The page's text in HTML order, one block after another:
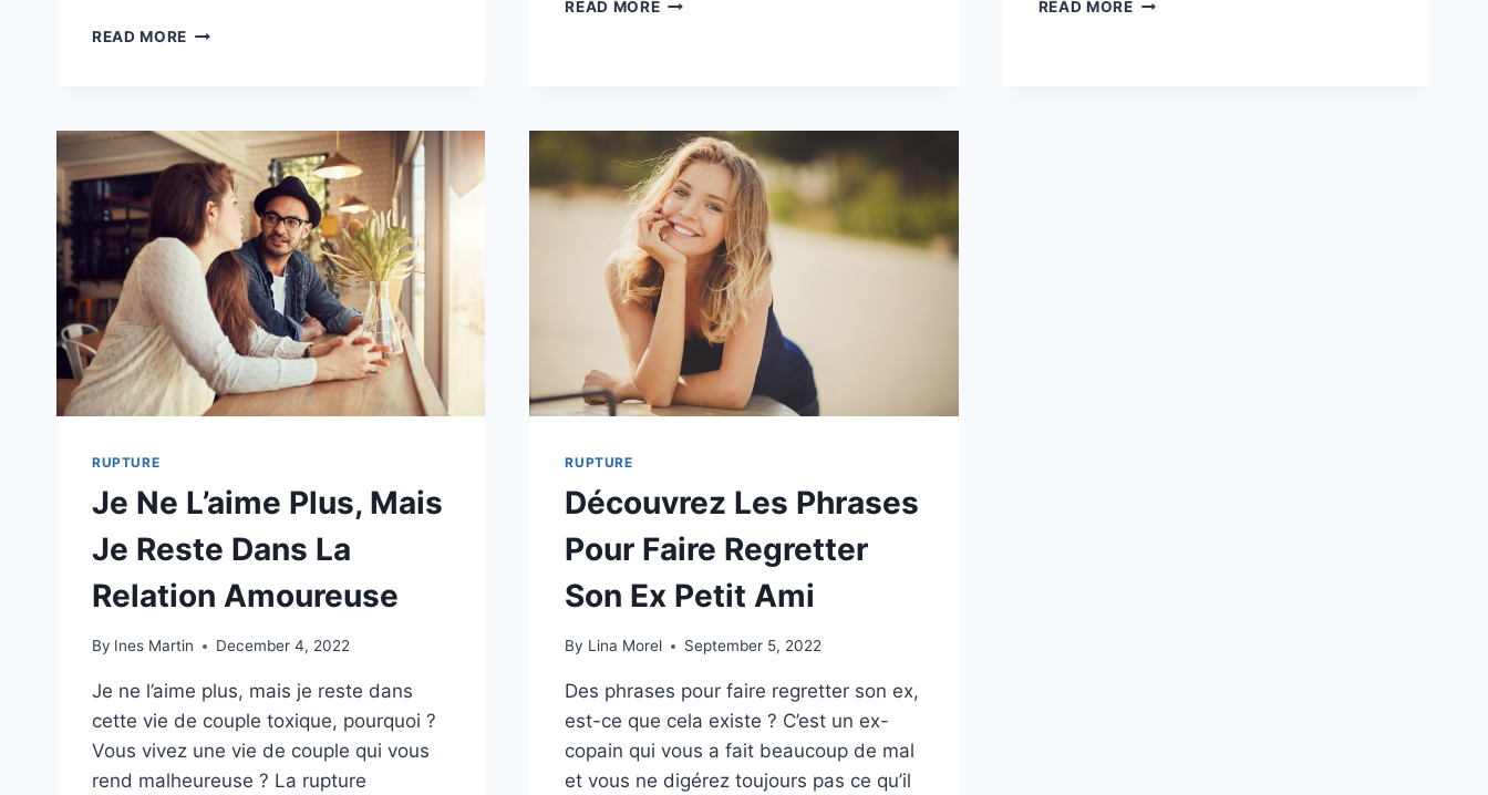
READ MORE LA
ASPERGER
EST-
ELLE
COMPLIQUÉE
?
READ MORE
PEUR
DE
REGRETTER…
READ MORE
RUPTURE
Je Ne L’aime Plus, Mais
Je Reste Dans La
Relation Amoureuse
By Ines Martin December 4, 2022
Je ne l’aime plus, mais je reste dans
cette vie de couple toxique, pourquoi ?
Vous vivez une vie de couple qui vous
rend malheureuse ? La rupture
RUPTURE
Découvrez Les Phrases
Pour Faire Regretter
Son Ex Petit Ami
By Lina Morel September 5, 2022
Des phrases pour faire regretter son ex,
est-ce que cela existe ? C’est un ex-
copain qui vous a fait beaucoup de mal
et vous ne digérez toujours pas ce qu’il